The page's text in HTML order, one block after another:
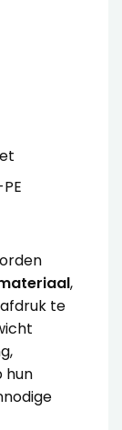
,
te
hun